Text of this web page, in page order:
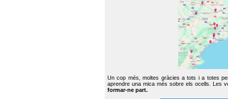
Un cop més, moltes gràcies a tots i a totes
aprendre una mica més sobre els ocells. Les
formar-ne part.